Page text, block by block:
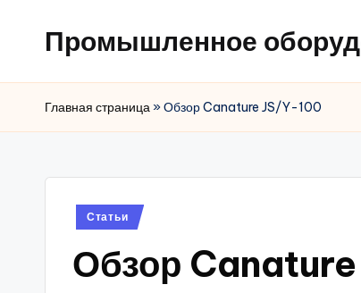
Промышленное
Главная страница»Обзор Canature JS/Y-100
Posted
Статьи
Обзор